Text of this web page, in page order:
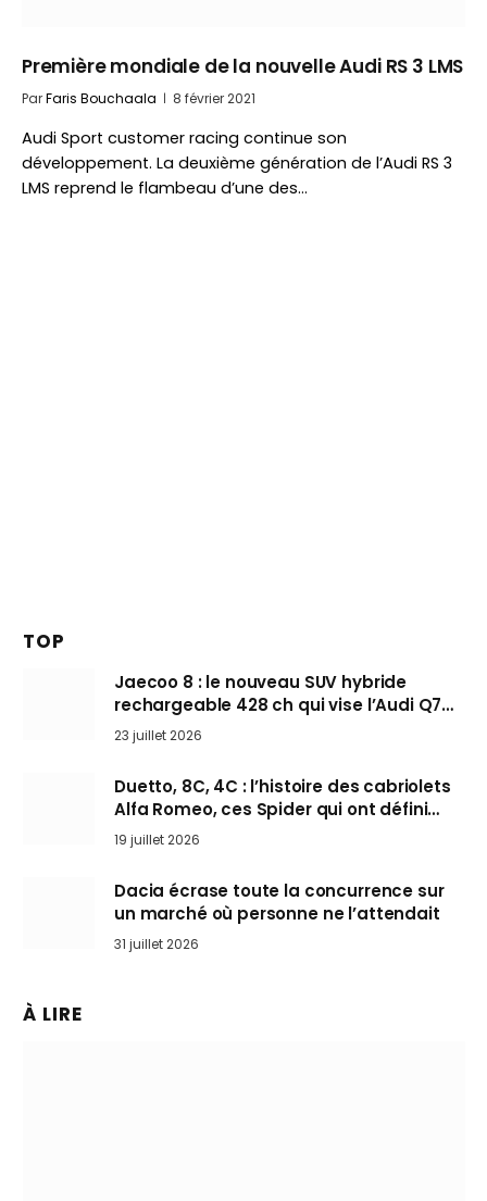
Première mondiale de la nouvelle Audi RS 3 LMS
ParFaris Bouchaala 8 février 2021
Audi Sport customer racing continue son
développement. La deuxième génération de l’Audi RS 3
LMS reprend le flambeau d’une des…
TOP
Jaecoo 8 : le nouveau SUV hybride
rechargeable 428 ch qui vise l’Audi Q7
arrive en Europe cet automne
23 juillet 2026
Duetto, 8C, 4C : l’histoire des cabriolets
Alfa Romeo, ces Spider qui ont défini
l’art de rouler cheveux au vent
19 juillet 2026
Dacia écrase toute la concurrence sur
un marché où personne ne l’attendait
31 juillet 2026
À LIRE